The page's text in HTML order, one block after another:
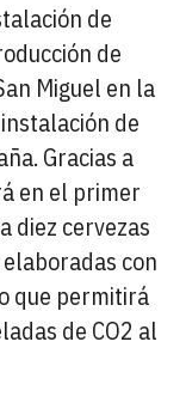
de
de
Miguel en la
de
Gracias a
en el primer
diez cervezas
con
que permitirá
de CO2 al